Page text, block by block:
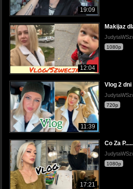
19:09
12:04
Makijaz
1080p
11:39
Vlog 2
720p
17:21
Co Za
1080p